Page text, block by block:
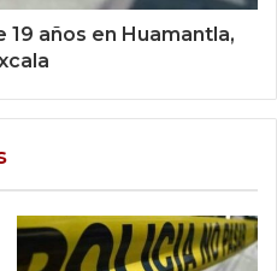
19 años en Huamantla,